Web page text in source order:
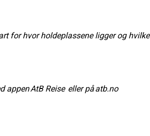
for hvor holdeplassene ligger og hvilke
appen AtB Reise eller på atb.no